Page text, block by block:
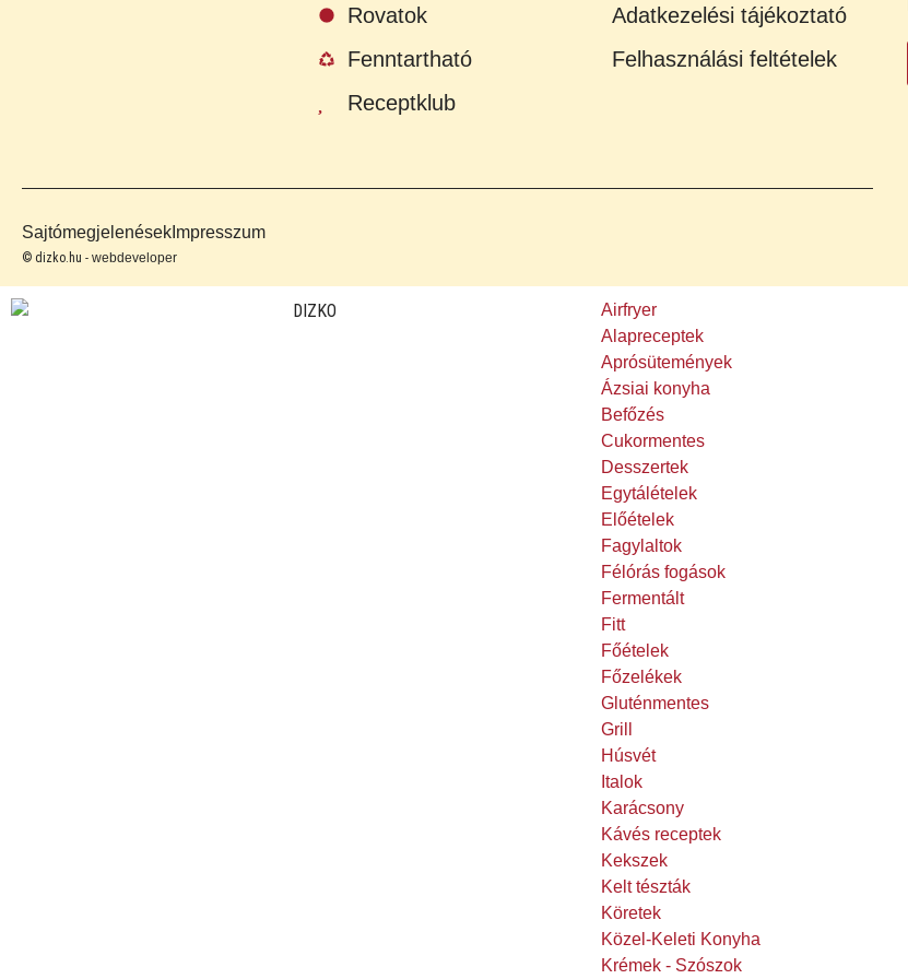
Rovatok
Fenntartható
Receptklub
Adatkezelési tájékoztató
Felhasználási feltételek
Sajtómegjelenések Impresszum
© dizko.hu - webdeveloper
Airfryer
Alapreceptek
Aprósütemények
Ázsiai konyha
Befőzés
Cukormentes
Desszertek
Egytálételek
Előételek
Fagylaltok
Félórás fogások
Fermentált
Fitt
Főételek
Főzelékek
Gluténmentes
Grill
Húsvét
Italok
Karácsony
Kávés receptek
Kekszek
Kelt tészták
Köretek
Közel-Keleti Konyha
Krémek - Szószok